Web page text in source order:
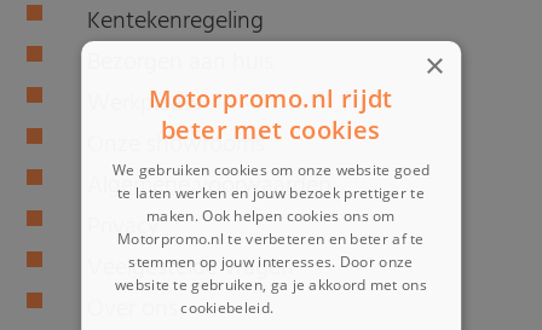
Kentekenregeling
Werkplaats
Onze showrooms
Algemene voorwaarden
Privacy
Veelgestelde vragen
×
Motorpromo.nl rijdt
beter met cookies
We gebruiken cookies om onze website goed
te laten werken en jouw bezoek prettiger te
maken. Ook helpen cookies ons om
Motorpromo.nl te verbeteren en beter af te
stemmen op jouw interesses. Door onze
website te gebruiken, ga je akkoord met ons
cookiebeleid.